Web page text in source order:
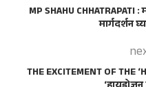
MP SHAHU CHHATRAPATI
मार्गदर्शन
THE EXCITEMENT OF THE